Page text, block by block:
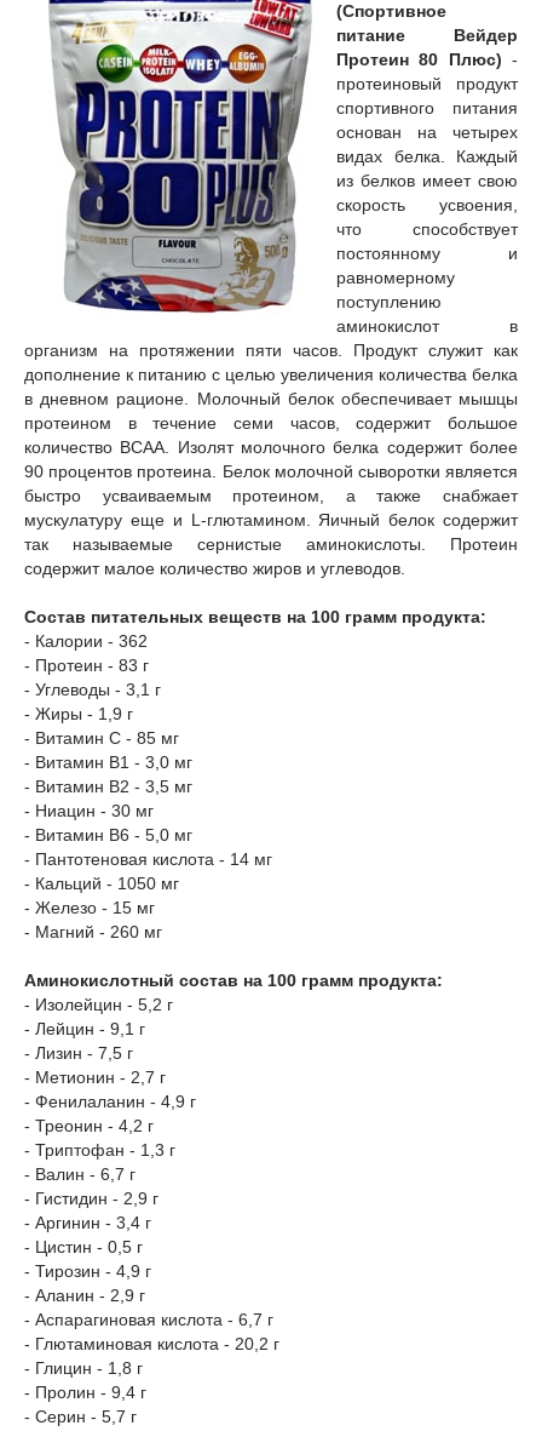
(Спортивное
питание Вейдер
Протеин 80 Плюс) -
протеиновый продукт
спортивного питания
основан на четырех
видах белка. Каждый
из белков имеет свою
скорость усвоения,
что способствует
постоянному и
равномерному
поступлению
аминокислот в
организм на протяжении пяти часов. Продукт служит как
дополнение к питанию с целью увеличения количества белка
в дневном рационе. Молочный белок обеспечивает мышцы
протеином в течение семи часов, содержит большое
количество ВСАА. Изолят молочного белка содержит более
90 процентов протеина. Белок молочной сыворотки является
быстро усваиваемым протеином, а также снабжает
мускулатуру еще и L-глютамином. Яичный белок содержит
так называемые сернистые аминокислоты. Протеин
содержит малое количество жиров и углеводов.
Состав питательных веществ на 100 грамм продукта:
- Калории - 362
- Протеин - 83 г
- Углеводы - 3,1 г
- Жиры - 1,9 г
- Витамин С - 85 мг
- Витамин В1 - 3,0 мг
- Витамин В2 - 3,5 мг
- Ниацин - 30 мг
- Витамин В6 - 5,0 мг
- Пантотеновая кислота - 14 мг
- Кальций - 1050 мг
- Железо - 15 мг
- Магний - 260 мг
Аминокислотный состав на 100 грамм продукта:
- Изолейцин - 5,2 г
- Лейцин - 9,1 г
- Лизин - 7,5 г
- Метионин - 2,7 г
- Фенилаланин - 4,9 г
- Треонин - 4,2 г
- Триптофан - 1,3 г
- Валин - 6,7 г
- Гистидин - 2,9 г
- Аргинин - 3,4 г
- Цистин - 0,5 г
- Тирозин - 4,9 г
- Аланин - 2,9 г
- Аспарагиновая кислота - 6,7 г
- Глютаминовая кислота - 20,2 г
- Глицин - 1,8 г
- Пролин - 9,4 г
- Серин - 5,7 г